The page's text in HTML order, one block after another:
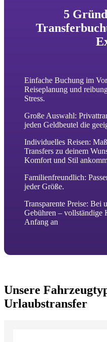
5
Einfache Buchung im
Reiseplanung und
Stress.
Große Auswahl:
jeden Geldbeutel die
Individuelles Reisen:
Transfers zu deinem
Komfort und Stil
Familienfreundlich:
jeder Größe.
Transparente Preise: Bei
Gebühren – vollständige
Anfang an
Unsere
Urlaubstransfer